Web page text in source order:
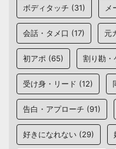
ボディタッチ (31) メ
会話・タメ口 (17) 元
初アポ (65) 割り勘・
受け身・リード (12)
告白・アプローチ (91)
好きになれない (29)